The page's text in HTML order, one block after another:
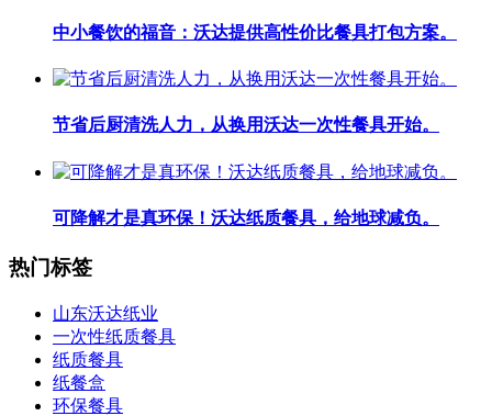
中小餐饮的福音：沃达提供高性价比餐具打包方案。
节省后厨清洗人力，从换用沃达一次性餐具开始。
可降解才是真环保！沃达纸质餐具，给地球减负。
热门标签
山东沃达纸业
一次性纸质餐具
纸质餐具
纸餐盒
环保餐具